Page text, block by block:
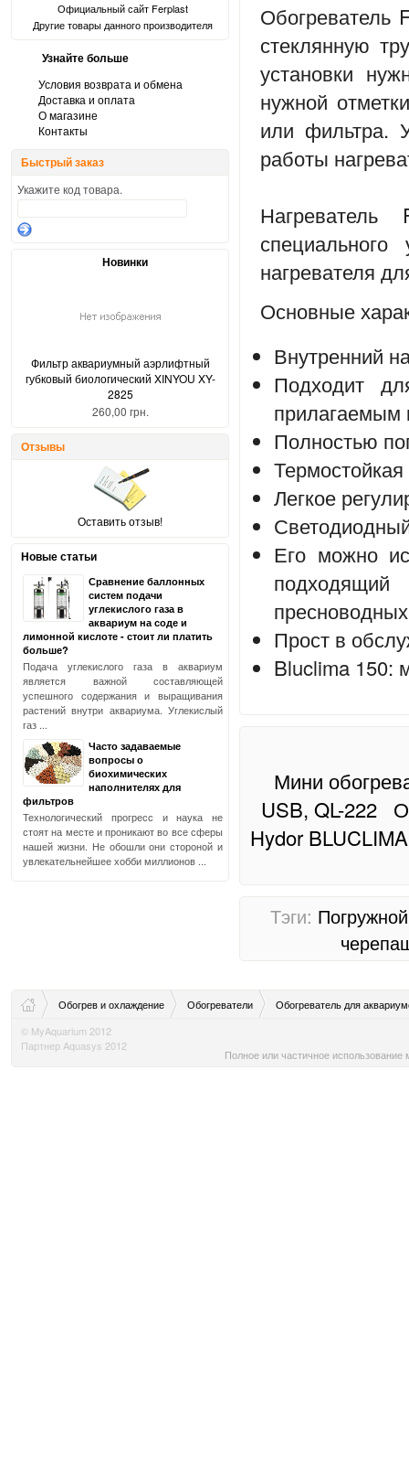
Обогреватель
стеклянную
установки
нужной
или фильтра.
работы
нагревателя
Основные
Внутренний
Подходит
прилагаемым
Полностью
Легкое
Его можно
Прост в
Bluclima 150:
Мини
USB, QL-222
Hydor
Тэги: Погружной
Официальный сайт Ferplast
Другие товары данного производителя
Узнайте больше
Условия возврата и обмена
Доставка и оплата
О магазине
Контакты
Быстрый заказ
Укажите код товара.
Новинки
Фильтр аквариумный аэрлифтный
губковый биологический XINYOU XY-
2825
260,00 грн.
Отзывы
Оставить отзыв!
Новые статьи
Сравнение баллонных
систем подачи
углекислого газа в
аквариум на соде и
лимонной кислоте - стоит ли платить
больше?
Подача углекислого газа в аквариум
является важной составляющей
успешного содержания и выращивания
растений внутри аквариума. Углекислый
газ ...
Часто задаваемые
вопросы о
биохимических
наполнителях для
фильтров
Технологический прогресс и наука не
стоят на месте и проникают во все сферы
нашей жизни. Не обошли они стороной и
увлекательнейшее хобби миллионов ...
Обогрев и охлаждение Обогреватели
Обогреватель для
© MyAquarium 2012
Партнер Aquasys 2012
Полное или частичное